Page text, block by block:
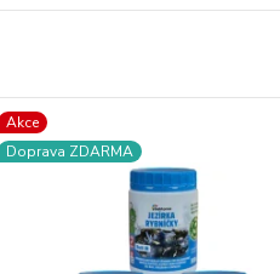
Akce
Doprava ZDARMA